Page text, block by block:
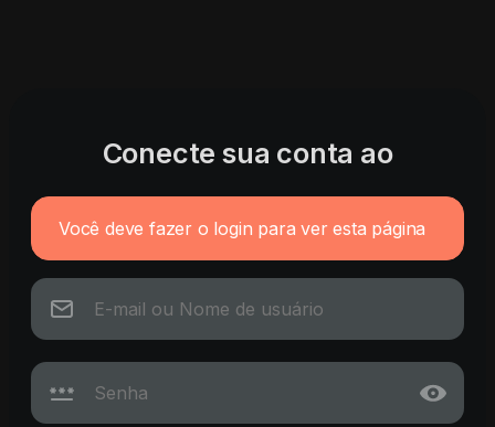
Conecte sua conta ao
Você deve fazer o login para ver esta página